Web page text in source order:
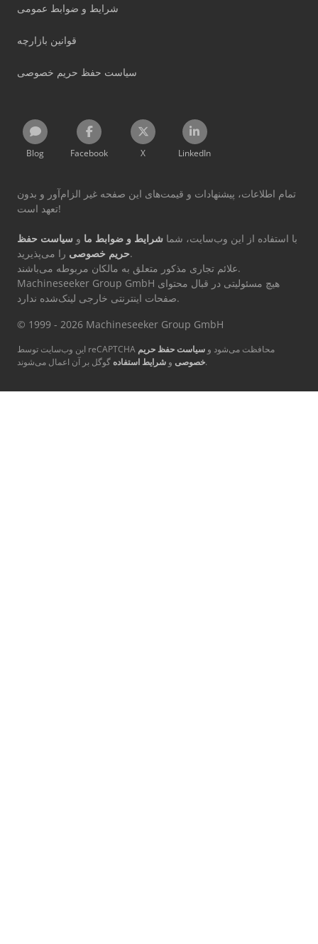
شرایط و ضوابط عمومی
قوانین بازارچه
سیاست حفظ حریم خصوصی
Blog Facebook X LinkedIn
تمام اطلاعات، پیشنهادات و قیمت‌های این صفحه غیر الزام‌آور و بدون
تعهد است!
با استفاده از این وب‌سایت، شما شرایط و ضوابط ما و سیاست حفظ
حریم خصوصیرا می‌پذیرید.
علائم تجاری مذکور متعلق به مالکان مربوطه می‌باشند.
Machineseeker Group GmbH هیچ مسئولیتی در قبال محتوای
صفحات اینترنتی خارجی لینک‌شده ندارد.
© 1999 - 2026 Machineseeker Group GmbH
این وب‌سایت توسط reCAPTCHA محافظت می‌شود و سیاست حفظ حریم
خصوصی و شرایط استفاده گوگل بر آن اعمال می‌شوند.